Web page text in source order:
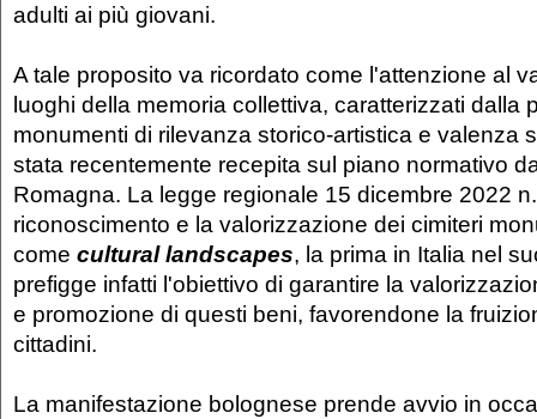
adulti ai più giovani.
A tale proposito va ricordato come l'attenzione al
luoghi della memoria collettiva, caratterizzati dalla
monumenti di rilevanza storico-artistica e valenza
stata recentemente recepita sul piano normativo
Romagna. La legge regionale 15 dicembre 2022
riconoscimento e la valorizzazione dei cimiteri
come cultural landscapes, la prima in Italia nel
prefigge infatti l'obiettivo di garantire la
e promozione di questi beni, favorendone la
cittadini.
La manifestazione bolognese prende avvio in